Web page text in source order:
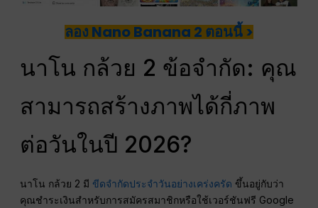
ลอง Nano Banana 2 ตอนนี้ >
นาโน กล้วย 2 ข้อจำกัด: คุณ
สามารถสร้างภาพได้กี่ภาพ
ต่อวันในปี 2026?
นาโน กล้วย 2 มี ขีดจำกัดประจำวันอย่างเคร่งครัด ขึ้นอยู่กับว่า
คุณชำระเงินสำหรับการสมัครสมาชิกหรือใช้เวอร์ชันฟรี Google